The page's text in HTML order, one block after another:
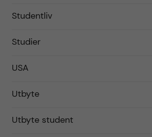
Studentliv
Studier
USA
Utbyte
Utbyte student